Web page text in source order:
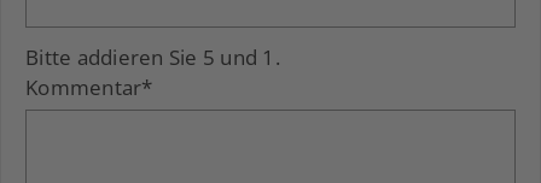
Bitte addieren Sie 5 und 1.
Kommentar*